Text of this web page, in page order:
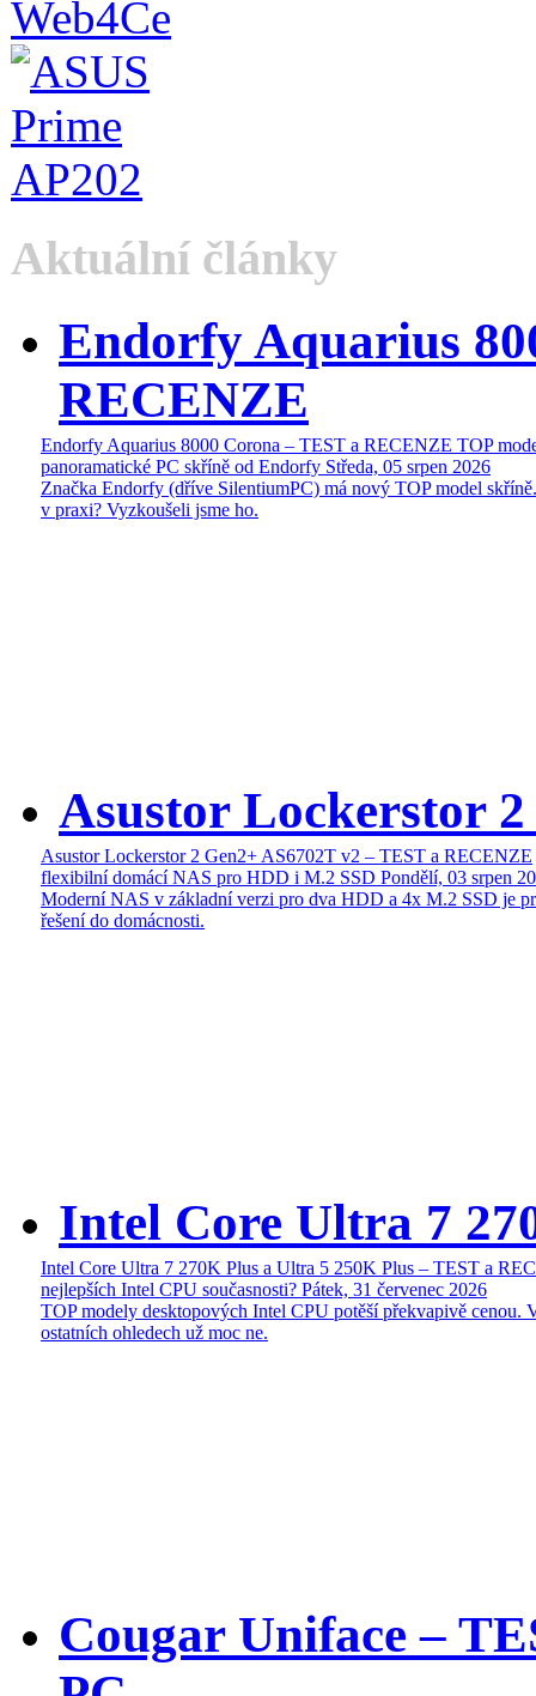
Aktuální články
Endorfy Aquarius
RECENZE
Endorfy Aquarius 8000 Corona – TEST a RECENZE TOP
panoramatické PC skříně od Endorfy Středa, 05 srpen 2026
Značka Endorfy (dříve SilentiumPC) má nový TOP model
v praxi? Vyzkoušeli jsme ho.
Asustor Lockerstor
Asustor Lockerstor 2 Gen2+ AS6702T v2 – TEST a RECENZE
flexibilní domácí NAS pro HDD i M.2 SSD Pondělí, 03 srpen
Moderní NAS v základní verzi pro dva HDD a 4x M.2 SSD je
řešení do domácnosti.
Intel Core Ultra 7
Intel Core Ultra 7 270K Plus a Ultra 5 250K Plus – TEST a
nejlepších Intel CPU současnosti? Pátek, 31 červenec 2026
TOP modely desktopových Intel CPU potěší překvapivě cenou.
ostatních ohledech už moc ne.
Cougar Uniface –